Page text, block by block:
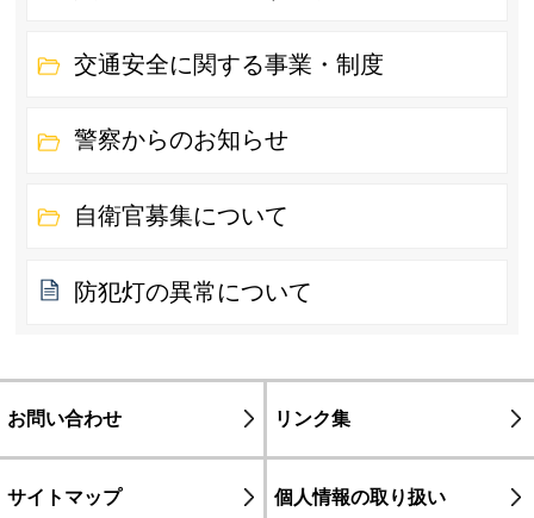
交通安全に関する事業・制度
警察からのお知らせ
自衛官募集について
防犯灯の異常について
お問い合わせ リンク集
サイトマップ 個人情報の取り扱い